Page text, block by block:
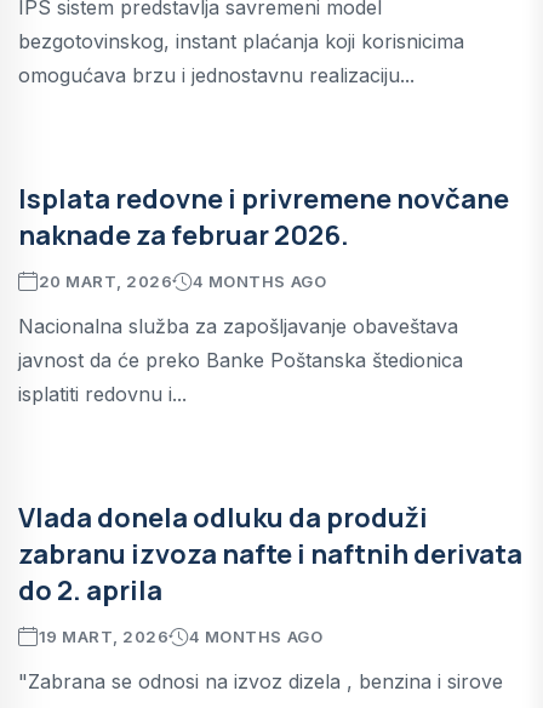
IPS sistem predstavlja savremeni model
bezgotovinskog, instant plaćanja koji korisnicima
omogućava brzu i jednostavnu realizaciju...
Isplata redovne i privremene novčane
naknade za februar 2026.
20 MART, 2026 4 MONTHS AGO
Nacionalna služba za zapošljavanje obaveštava
javnost da će preko Banke Poštanska štedionica
isplatiti redovnu i...
Vlada donela odluku da produži
zabranu izvoza nafte i naftnih derivata
do 2. aprila
19 MART, 2026 4 MONTHS AGO
"Zabrana se odnosi na izvoz dizela , benzina i sirove